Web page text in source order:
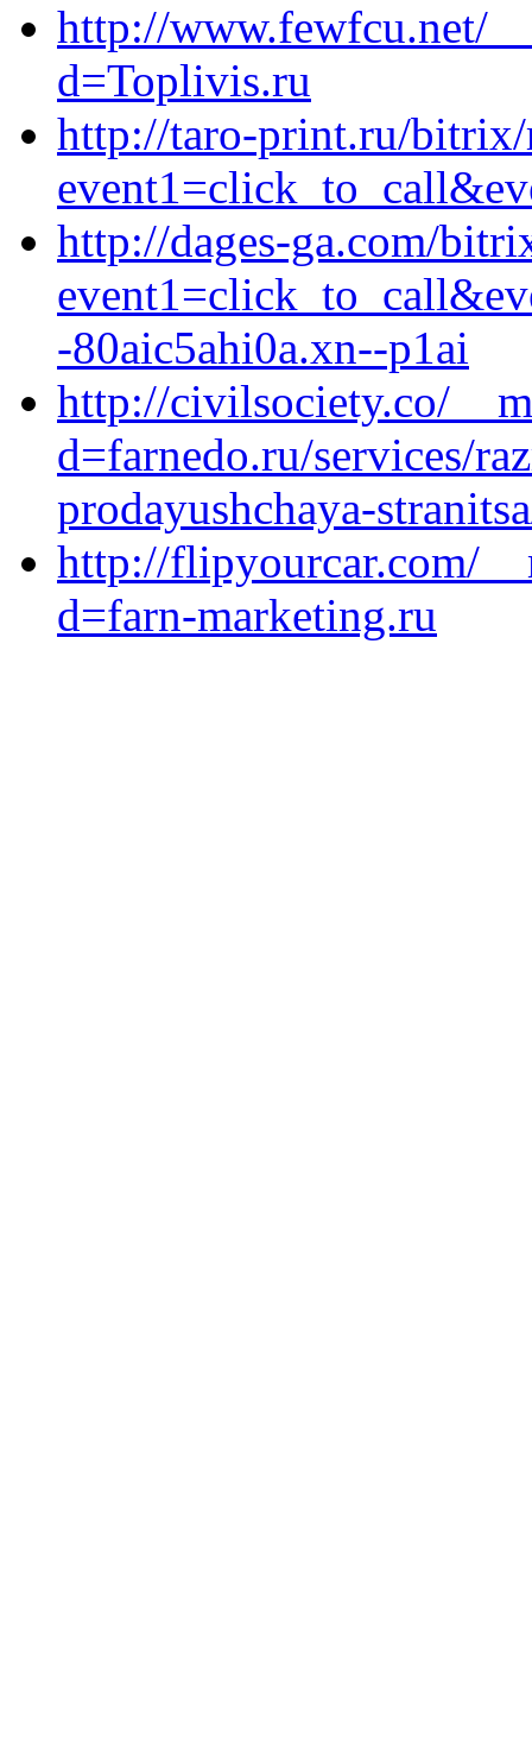
http://www.fewfcu.net/
d=Toplivis.ru
http://taro-print.ru/bitrix/
http://dages-ga.com/
-80aic5ahi0a.xn--p1ai
http://civilsociety.co/
d=farnedo.ru/services/
prodayushchaya-
http://flipyourcar.com/
d=farn-marketing.ru